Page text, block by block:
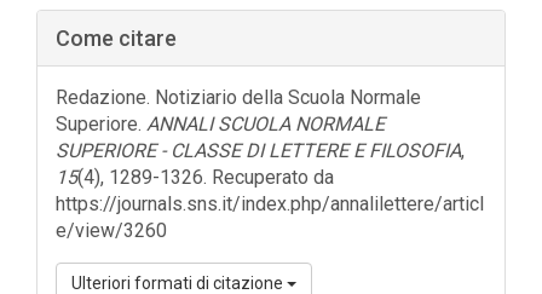
Barra
laterale
dell'articolo
Come citare
Redazione. Notiziario della Scuola Normale
Superiore. ANNALI SCUOLA NORMALE
SUPERIORE - CLASSE DI LETTERE E FILOSOFIA,
15(4), 1289-1326. Recuperato da
https://journals.sns.it/index.php/annalilettere/articl
e/view/3260
Ulteriori formati di citazione